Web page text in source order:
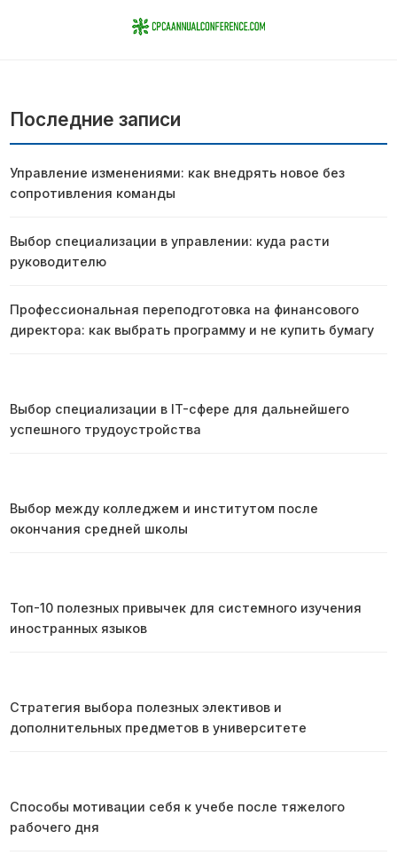
Последние записи
Управление изменениями: как внедрять новое без
сопротивления команды
Выбор специализации в управлении: куда расти
руководителю
Профессиональная переподготовка на финансового
директора: как выбрать программу и не купить бумагу
Выбор специализации в IT-сфере для дальнейшего
успешного трудоустройства
Выбор между колледжем и институтом после
окончания средней школы
Топ-10 полезных привычек для системного изучения
иностранных языков
Стратегия выбора полезных элективов и
дополнительных предметов в университете
Способы мотивации себя к учебе после тяжелого
рабочего дня